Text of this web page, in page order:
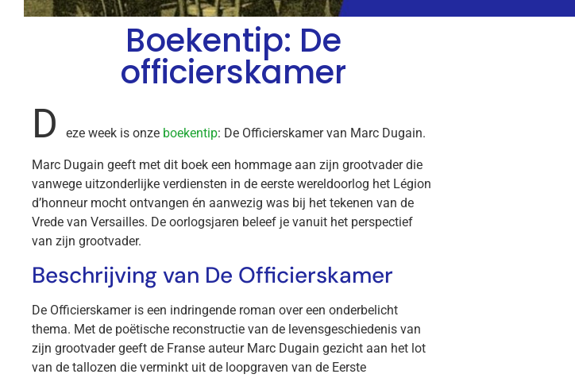
Boekentip: De
officierskamer
D eze week is onze boekentip: De Officierskamer van Marc Dugain.
Marc Dugain geeft met dit boek een hommage aan zijn grootvader die
vanwege uitzonderlijke verdiensten in de eerste wereldoorlog het Légion
d’honneur mocht ontvangen én aanwezig was bij het tekenen van de
Vrede van Versailles. De oorlogsjaren beleef je vanuit het perspectief
van zijn grootvader.
Beschrijving van De Officierskamer
De Officierskamer is een indringende roman over een onderbelicht
thema. Met de poëtische reconstructie van de levensgeschiedenis van
zijn grootvader geeft de Franse auteur Marc Dugain gezicht aan het lot
van de tallozen die verminkt uit de loopgraven van de Eerste